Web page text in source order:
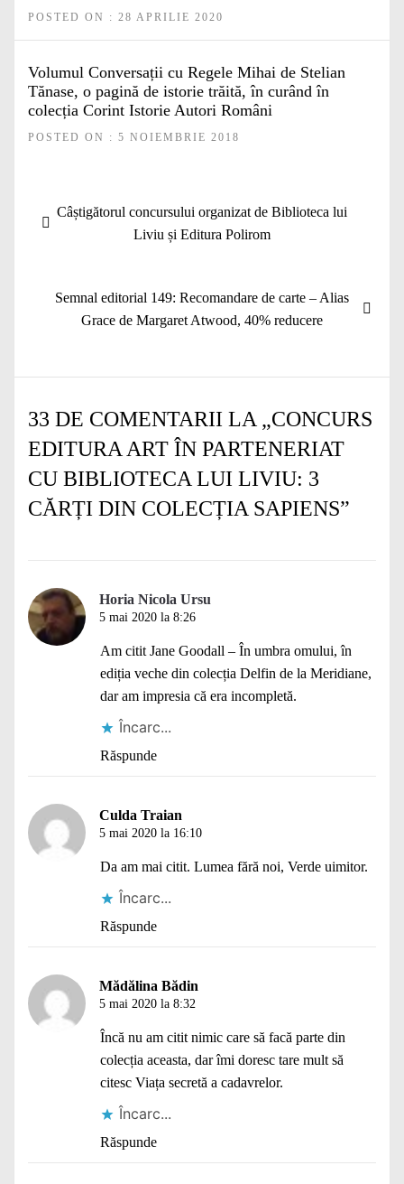
POSTED ON : 28 APRILIE 2020
Volumul Conversații cu Regele Mihai de Stelian
Tănase, o pagină de istorie trăită, în curând în
colecția Corint Istorie Autori Români
POSTED ON : 5 NOIEMBRIE 2018
Navigare
în
Articolul
Câștigătorul concursului organizat de Biblioteca lui
Liviu și Editura Polirom
Articolul
următor:
Semnal editorial 149: Recomandare de carte – Alias
Grace de Margaret Atwood, 40% reducere
33 DE COMENTARII LA „CONCURS
EDITURA ART ÎN PARTENERIAT
CU BIBLIOTECA LUI LIVIU: 3
CĂRȚI DIN COLECȚIA SAPIENS”
Horia Nicola Ursu
5 mai 2020 la 8:26
Am citit Jane Goodall – În umbra omului, în
ediția veche din colecția Delfin de la Meridiane,
dar am impresia că era incompletă.
Încarc...
Răspunde
Culda Traian
5 mai 2020 la 16:10
Da am mai citit. Lumea fără noi, Verde uimitor.
Încarc...
Răspunde
Mădălina Bădin
5 mai 2020 la 8:32
Încă nu am citit nimic care să facă parte din
colecția aceasta, dar îmi doresc tare mult să
citesc Viața secretă a cadavrelor.
Încarc...
Răspunde